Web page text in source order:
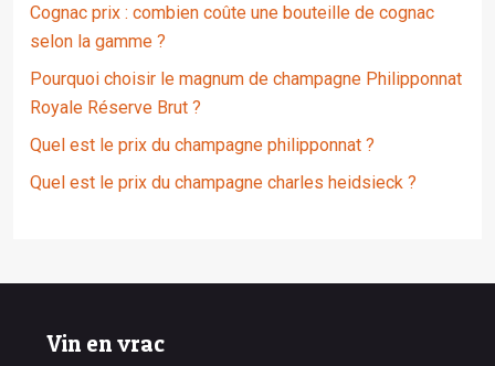
Cognac prix : combien coûte une bouteille de cognac
selon la gamme ?
Pourquoi choisir le magnum de champagne Philipponnat
Royale Réserve Brut ?
Quel est le prix du champagne philipponnat ?
Quel est le prix du champagne charles heidsieck ?
Vin en vrac